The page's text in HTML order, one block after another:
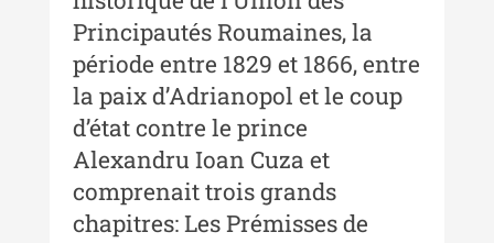
Buletinul Muzeului Științei și
Tehnicii ”Ștefan Procopiu” - An
XV / Nr. 15 / 2021
Buletinul Muzeului Științei și
Tehnicii ”Ștefan Procopiu” - An
XIV / Nr. 14 / 2020
Buletinul Muzeului Științei și
Principautés Roumaines, la
période entre 1829 et 1866, entre
la paix d’Adrianopol et le coup
d’état contre le prince
Alexandru Ioan Cuza et
comprenait trois grands
chapitres: Les Prémisses de